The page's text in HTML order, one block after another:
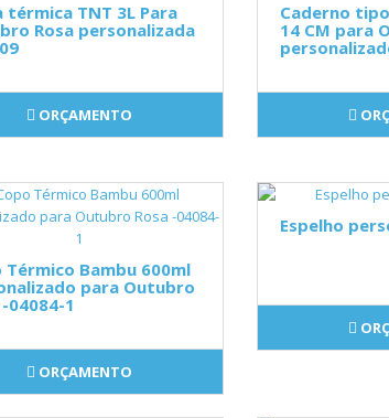
térmica TNT 3L Para
Rosa personalizada
ORÇAMENTO
Caderno
14 CM para
Térmico Bambu 600ml
para Outubro
04084-1
ORÇAMENTO
Espelho